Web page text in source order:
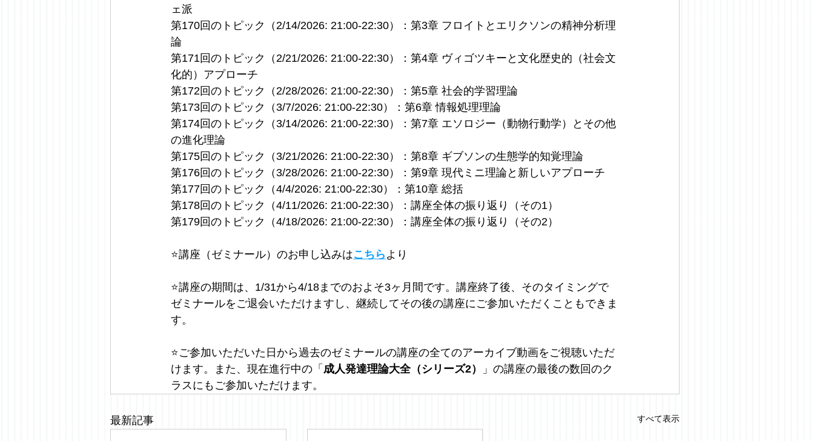
ェ派
第170回のトピック（2/14/2026: 21:00-22:30）：第3章 フロイトとエリクソンの精神分析理
論
第171回のトピック（2/21/2026: 21:00-22:30）：第4章 ヴィゴツキーと文化歴史的（社会文
化的）アプローチ
第172回のトピック（2/28/2026: 21:00-22:30）：第5章 社会的学習理論
第173回のトピック（3/7/2026: 21:00-22:30）：第6章 情報処理理論
第174回のトピック（3/14/2026: 21:00-22:30）：第7章 エソロジー（動物行動学）とその他
の進化理論
第175回のトピック（3/21/2026: 21:00-22:30）：第8章 ギブソンの生態学的知覚理論
第176回のトピック（3/28/2026: 21:00-22:30）：第9章 現代ミニ理論と新しいアプローチ
第177回のトピック（4/4/2026: 21:00-22:30）：第10章 総括
第178回のトピック（4/11/2026: 21:00-22:30）：講座全体の振り返り（その1）
第179回のトピック（4/18/2026: 21:00-22:30）：講座全体の振り返り（その2）
⭐️講座（ゼミナール）のお申し込みはこちら より
⭐️講座の期間は、1/31から4/18までのおよそ3ヶ月間です。講座終了後、そのタイミングで
ゼミナールをご退会いただけますし、継続してその後の講座にご参加いただくこともできま
す。
⭐️ご参加いただいた日から過去のゼミナールの講座の全てのアーカイブ動画をご視聴いただ
けます。また、現在進行中の「 成人発達理論大全（シリーズ2）
」の講座の最後の数回のク
ラスにもご参加いただけます。
最新記事 すべて表示